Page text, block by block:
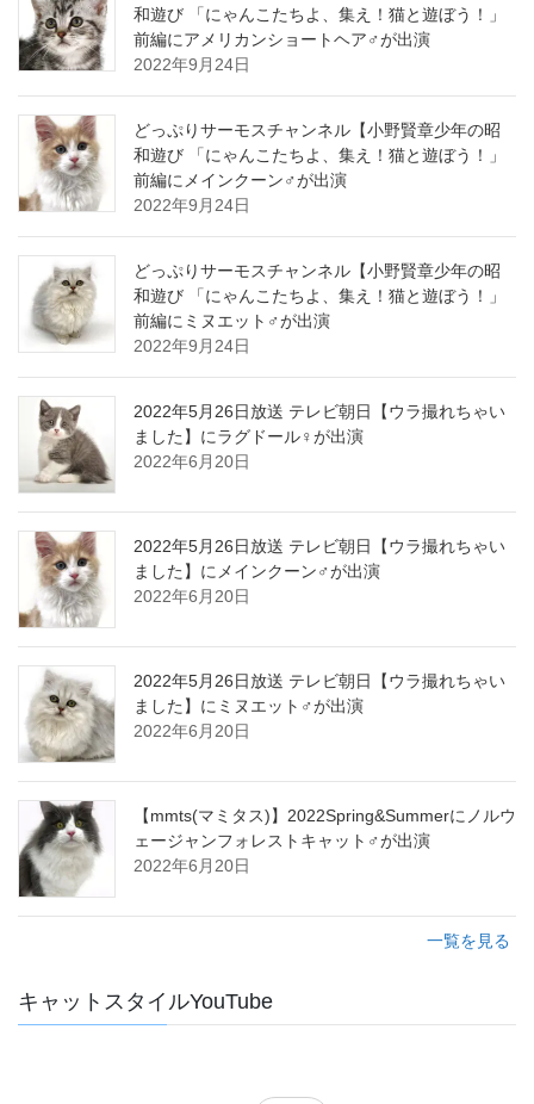
和遊び 「にゃんこたちよ、集え！猫と遊ぼう！」
前編にアメリカンショートヘア♂が出演
2022年9月24日
どっぷりサーモスチャンネル【小野賢章少年の昭
和遊び 「にゃんこたちよ、集え！猫と遊ぼう！」
前編にメインクーン♂が出演
2022年9月24日
どっぷりサーモスチャンネル【小野賢章少年の昭
和遊び 「にゃんこたちよ、集え！猫と遊ぼう！」
前編にミヌエット♂が出演
2022年9月24日
2022年5月26日放送 テレビ朝日【ウラ撮れちゃい
ました】にラグドール♀が出演
2022年6月20日
2022年5月26日放送 テレビ朝日【ウラ撮れちゃい
ました】にメインクーン♂が出演
2022年6月20日
2022年5月26日放送 テレビ朝日【ウラ撮れちゃい
ました】にミヌエット♂が出演
2022年6月20日
【mmts(マミタス)】2022Spring&Summerにノルウ
ェージャンフォレストキャット♂が出演
2022年6月20日
一覧を見る
キャットスタイルYouTube